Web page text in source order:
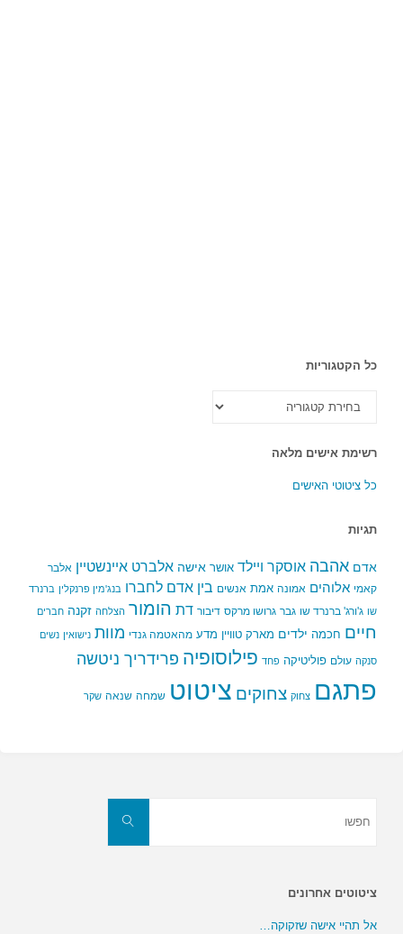
כל הקטגוריות
הקטגוריות
רשימת אישים מלאה
כל ציטוטי האישים
תגיות
אדם אהבה אוסקר ויילד אושר אישה אלברט איינשטיין אלבר
קאמי אלוהים אמונה אמת אנשים בין אדם לחברו בנג'מין פרנקלין ברנרד
שו ג'ורג' ברנרד שו גבר גרושו מרקס דיבור דת הומור הצלחה זקנה חברים
חיים חכמה ילדים מארק טוויין מדע מהאטמה גנדי מוות נישואין נשים
סנקה עולם פוליטיקה פחד פילוסופיה פרידריך ניטשה
פתגם צחוק צחוקים ציטוט שמחה שנאה שקר
חפשו
ציטוטים אחרונים
אל תהיי אישה שזקוקה…